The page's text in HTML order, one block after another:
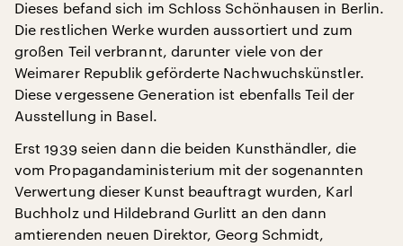
Dieses befand sich im Schloss Schönhausen in Berlin.
Die restlichen Werke wurden aussortiert und zum
großen Teil verbrannt, darunter viele von der
Weimarer Republik geförderte Nachwuchskünstler.
Diese vergessene Generation ist ebenfalls Teil der
Ausstellung in Basel.
Erst 1939 seien dann die beiden Kunsthändler, die
vom Propagandaministerium mit der sogenannten
Verwertung dieser Kunst beauftragt wurden, Karl
Buchholz und Hildebrand Gurlitt an den dann
amtierenden neuen Direktor, Georg Schmidt,